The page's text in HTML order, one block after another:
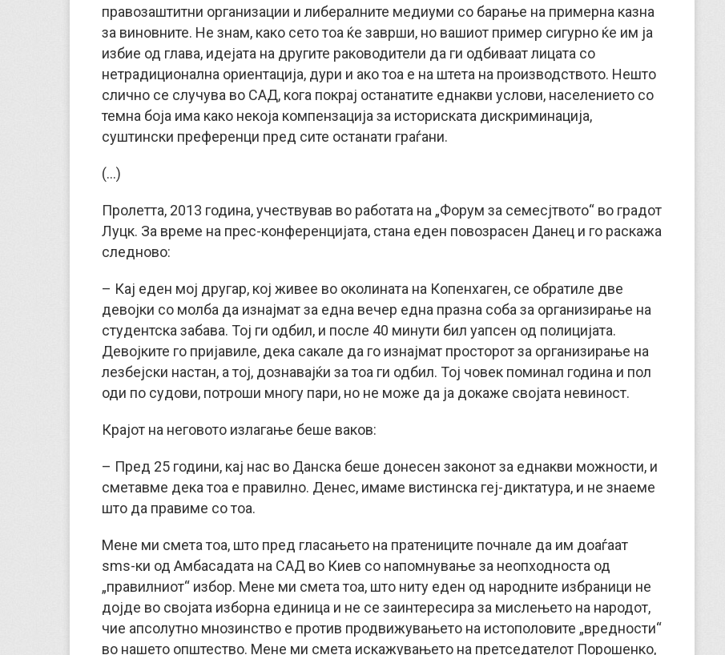
правозаштитни организации и либералните медиуми со барање на примерна казна
за виновните. Не знам, како сето тоа ќе заврши, но вашиот пример сигурно ќе им ја
избие од глава, идејата на другите раководители да ги одбиваат лицата со
нетрадиционална ориентација, дури и ако тоа е на штета на производството. Нешто
слично се случува во САД, кога покрај останатите еднакви услови, населението со
темна боја има како некоја компензација за историската дискриминација,
суштински преференци пред сите останати граѓани.
(…)
Пролетта, 2013 година, учествував во работата на „Форум за семесјтвото“ во градот
Луцк. За време на прес-конференцијата, стана еден повозрасен Данец и го раскажа
следново:
– Кај еден мој другар, кој живее во околината на Копенхаген, се обратиле две
девојки со молба да изнајмат за една вечер една празна соба за организирање на
студентска забава. Тој ги одбил, и после 40 минути бил уапсен од полицијата.
Девојките го пријавиле, дека сакале да го изнајмат просторот за организирање на
лезбејски настан, а тој, дознавајќи за тоа ги одбил. Тој човек поминал година и пол
оди по судови, потроши многу пари, но не може да ја докаже својата невиност.
Крајот на неговото излагање беше ваков:
– Пред 25 години, кај нас во Данска беше донесен законот за еднакви можности, и
сметавме дека тоа е правилно. Денес, имаме вистинска геј-диктатура, и не знаеме
што да правиме со тоа.
Мене ми смета тоа, што пред гласањето на пратениците почнале да им доаѓаат
sms-ки од Амбасадата на САД во Киев со напомнување за неопходноста од
„правилниот“ избор. Мене ми смета тоа, што ниту еден од народните избраници не
дојде во својата изборна единица и не се заинтересира за мислењето на народот,
чие апсолутно мнозинство е против продвижувањето на истополовите „вредности“
во нашето општество. Мене ми смета искажувањето на претседателот Порошенко,